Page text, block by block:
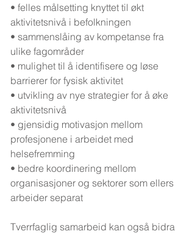
• felles målsetting knyttet til økt
aktivitetsnivå i befolkningen
• sammenslåing av kompetanse fra
ulike fagområder
• mulighet til å identifisere og løse
barrierer for fysisk aktivitet
• utvikling av nye strategier for å øke
aktivitetsnivå
• gjensidig motivasjon mellom
profesjonene i arbeidet med
helsefremming
• bedre koordinering mellom
organisasjoner og sektorer som ellers
arbeider separat
Tverrfaglig samarbeid kan også bidra